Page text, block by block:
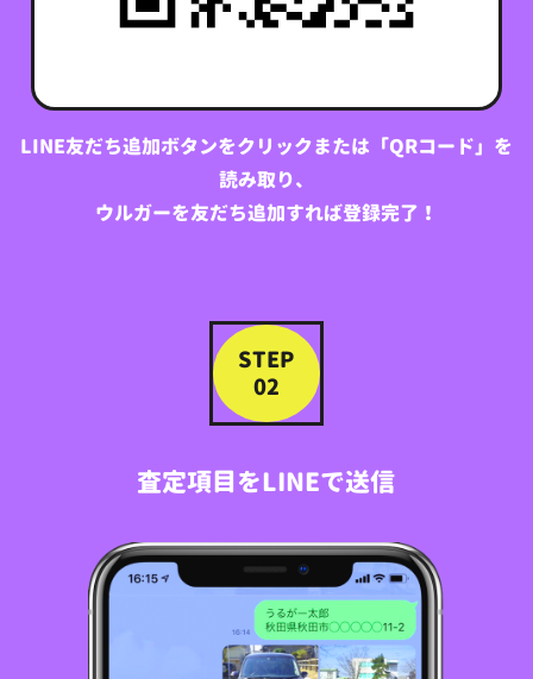
LINE友だち追加ボタンをクリックまたは「QRコード」を
読み取り、
ウルガーを友だち追加すれば登録完了！
STEP
02
査定項目をLINEで送信